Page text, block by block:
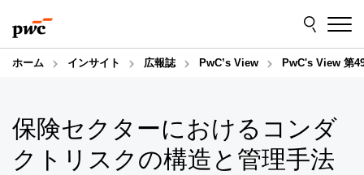
to
content
to
footer
ホーム インサイト 広報誌 PwC’s View PwC's View 第
保険セクターにおけるコンダ
クトリスクの構造と管理手法